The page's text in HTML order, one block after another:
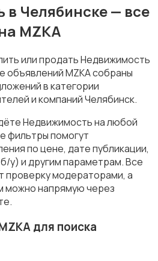
Челябинске — все
MZKA
или продать Недвижимость
объявлений MZKA собраны
в категории
и компаний Челябинск.
Недвижимость на любой
фильтры помогут
по цене, дате публикации,
у) и другим параметрам. Все
проверку модераторами, а
можно напрямую через
для поиска